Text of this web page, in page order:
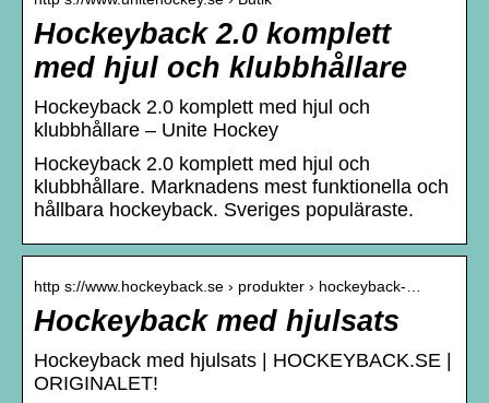
Hockeyback 2.0 komplett
med hjul och klubbhållare
Hockeyback 2.0 komplett med hjul och
klubbhållare – Unite Hockey
Hockeyback 2.0 komplett med hjul och
klubbhållare. Marknadens mest funktionella och
hållbara hockeyback. Sveriges populäraste.
http s://www.hockeyback.se › produkter › hockeyback-…
Hockeyback med hjulsats
Hockeyback med hjulsats | HOCKEYBACK.SE |
ORIGINALET!